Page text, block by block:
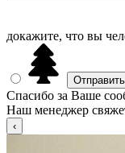
докажите, что вы
Спасибо за Ваше
Наш менеджер